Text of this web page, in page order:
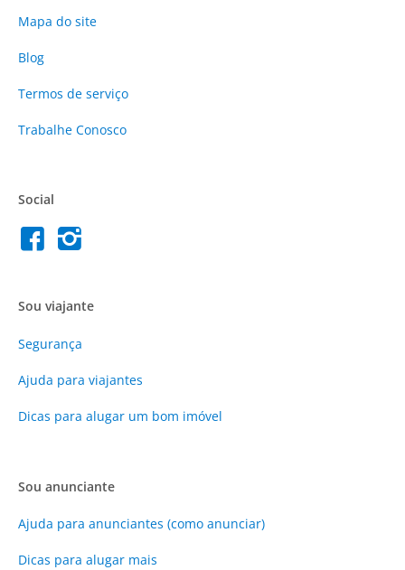
Mapa do site
Blog
Termos de serviço
Trabalhe Conosco
Social
Sou viajante
Segurança
Ajuda para viajantes
Dicas para alugar um bom imóvel
Sou anunciante
Ajuda para anunciantes (como anunciar)
Dicas para alugar mais